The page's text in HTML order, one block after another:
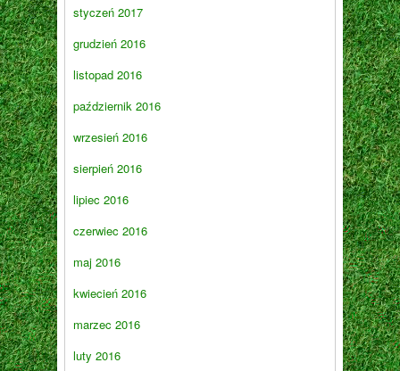
styczeń 2017
grudzień 2016
listopad 2016
październik 2016
wrzesień 2016
sierpień 2016
lipiec 2016
czerwiec 2016
maj 2016
kwiecień 2016
marzec 2016
luty 2016